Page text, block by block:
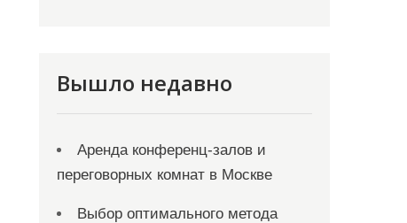
Вышло недавно
Аренда конференц-залов и
переговорных комнат в Москве
Выбор оптимального метода